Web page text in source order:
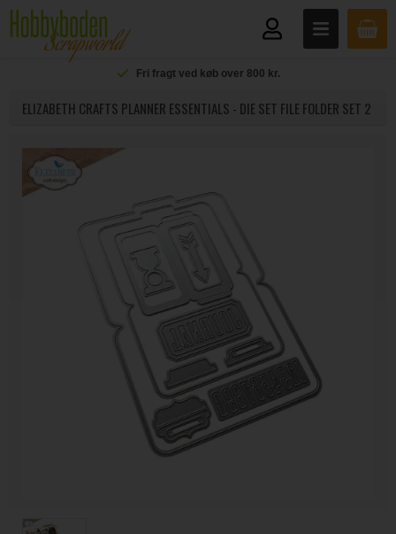
Fri fragt ved køb over 800 kr.
ELIZABETH CRAFTS PLANNER ESSENTIALS - DIE SET FILE FOLDER SET 2